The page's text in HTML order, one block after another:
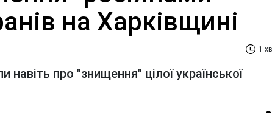
на Харківщині
1 хв
навіть про "знищення" цілої української